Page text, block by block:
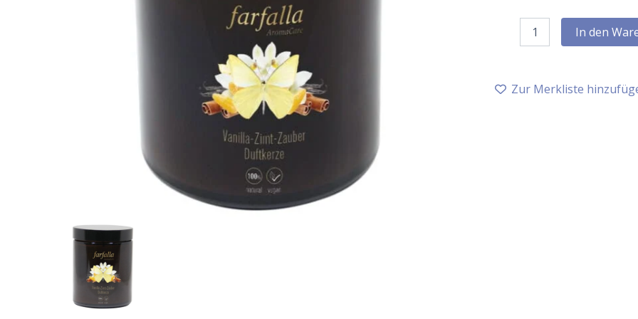
Zimt-
Zauber
In den
Zur Merkliste